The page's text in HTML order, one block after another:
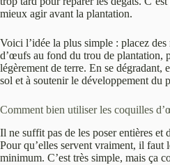
mieux agir avant la plantation.
Voici l’idée la plus simple : placez
d’œufs au fond du trou de plantation,
légèrement de terre. En se dégradant,
sol et à soutenir le développement du
Comment bien utiliser les coquilles
Il ne suffit pas de les poser entières et
Pour qu’elles servent vraiment, il faut
minimum. C’est très simple, mais ça